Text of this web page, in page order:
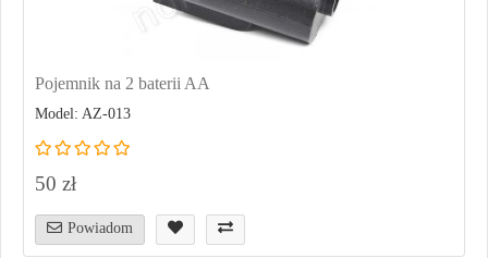
Pojemnik na 2 baterii AA
Model: AZ-013
50 zł
Powiadom